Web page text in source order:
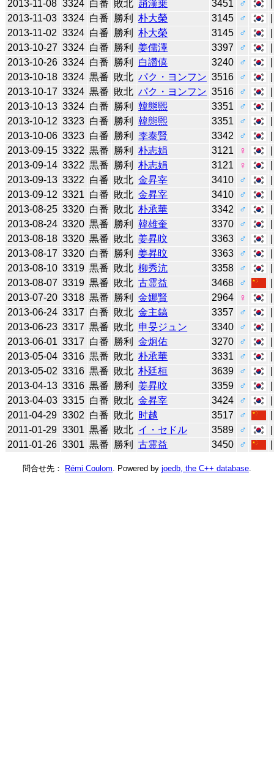
2013-11-08 3324 白番 敗北 趙漢乗 3451 ♂
2013-11-03 3324 白番 勝利 朴大榮 3145 ♂
2013-11-02 3324 白番 勝利 朴大榮 3145 ♂
2013-10-27 3324 白番 勝利 姜儒澤 3397 ♂
2013-10-26 3324 白番 勝利 白讚僖 3240 ♂
2013-10-18 3324 黒番 敗北 パク・ヨンフン 3516 ♂
2013-10-17 3324 黒番 敗北 パク・ヨンフン 3516 ♂
2013-10-13 3324 白番 勝利 韓態熙 3351 ♂
2013-10-12 3323 白番 勝利 韓態熙 3351 ♂
2013-10-06 3323 白番 勝利 李泰賢 3342 ♂
2013-09-15 3322 黒番 勝利 朴志娟 3121 ♀
2013-09-14 3322 黒番 勝利 朴志娟 3121 ♀
2013-09-13 3322 白番 敗北 金昇宰 3410 ♂
2013-09-12 3321 白番 敗北 金昇宰 3410 ♂
2013-08-25 3320 白番 敗北 朴承華 3342 ♂
2013-08-24 3320 黒番 勝利 韓雄奎 3370 ♂
2013-08-18 3320 黒番 敗北 姜昇旼 3363 ♂
2013-08-17 3320 白番 勝利 姜昇旼 3363 ♂
2013-08-10 3319 黒番 敗北 柳秀沆 3358 ♂
2013-08-07 3319 黒番 敗北 古霊益 3468 ♂
2013-07-20 3318 黒番 勝利 金娜賢 2964 ♀
2013-06-24 3317 白番 敗北 金主鎬 3357 ♂
2013-06-23 3317 黒番 敗北 申旻ジュン 3340 ♂
2013-06-01 3317 白番 勝利 金炯佑 3270 ♂
2013-05-04 3316 黒番 敗北 朴承華 3331 ♂
2013-05-02 3316 黒番 敗北 朴廷桓 3639 ♂
2013-04-13 3316 黒番 勝利 姜昇旼 3359 ♂
2013-04-03 3315 白番 敗北 金昇宰 3424 ♂
2011-04-29 3302 白番 敗北 时越 3517 ♂
2011-01-29 3301 黒番 敗北 イ・セドル 3589 ♂
2011-01-26 3301 黒番 勝利 古霊益 3450 ♂
問合せ先： Rémi Coulom . Powered by joedb, the C++ database